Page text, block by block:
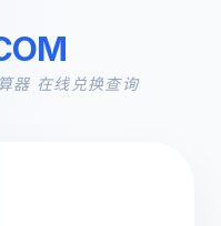
器 在线兑换查询